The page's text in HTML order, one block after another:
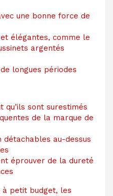
une bonne force de
élégantes, comme le
argentés
longues périodes
qu’ils sont surestimés
de la marque de
détachables au-dessus
éprouver de la dureté
à petit budget, les